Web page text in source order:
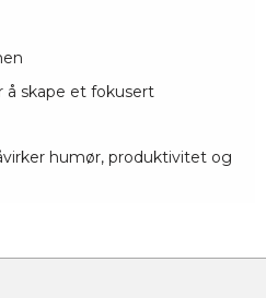
å skape et fokusert
humør, produktivitet og